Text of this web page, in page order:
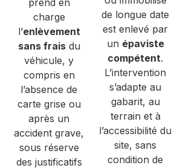
prend en
charge
l’enlèvement
sans fraisdu
véhicule, y
compris en
l’absence de
carte grise ou
après un
accident grave,
sous réserve
des justificatifs
de longue date
est enlevé par
un épaviste
compétent.
L’intervention
s’adapte au
gabarit, au
terrain et à
l’accessibilité du
site, sans
condition de